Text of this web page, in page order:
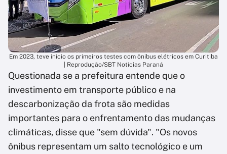
Em 2023, teve início os primeiros testes com ônibus elétricos em Curitiba
| Reprodução/SBT Notícias Paraná
Questionada se a prefeitura entende que o
investimento em transporte público e na
descarbonização da frota são medidas
importantes para o enfrentamento das mudanças
climáticas, disse que "sem dúvida". "Os novos
ônibus representam um salto tecnológico e um